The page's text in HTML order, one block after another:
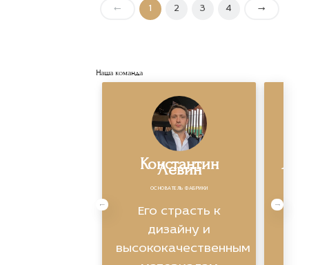
← 1 2 3 4 →
Наша команда
Константин
Левин
ОСНОВАТЕЛЬ ФАБРИКИ
Его страсть к
дизайну и
высококачественным